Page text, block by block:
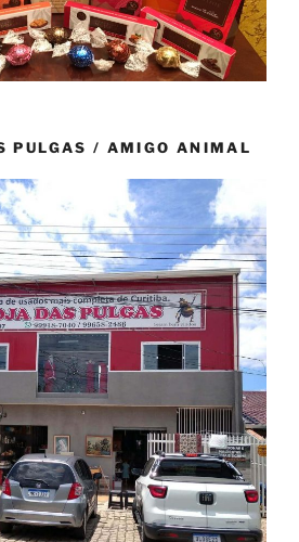
PULGAS / AMIGO ANIMAL